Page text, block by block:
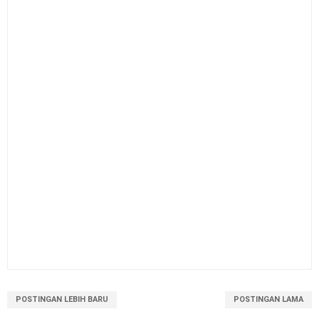
POSTINGAN LEBIH BARU POSTINGAN LAMA